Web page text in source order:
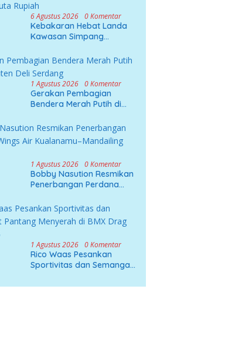
6 Agustus 2026 0 Komentar
Kebakaran Hebat Landa
Kawasan Simpang
Kerugian Ditaksir Ratusan
Juta Rupiah
1 Agustus 2026 0 Komentar
Gerakan Pembagian
Bendera Merah Putih di
1 Agustus 2026 0 Komentar
Bobby Nasution Resmikan
Penerbangan Perdana
Mandailing Natal
1 Agustus 2026 0 Komentar
Rico Waas Pesankan
Sportivitas dan Semangat
Drag Bike 2026